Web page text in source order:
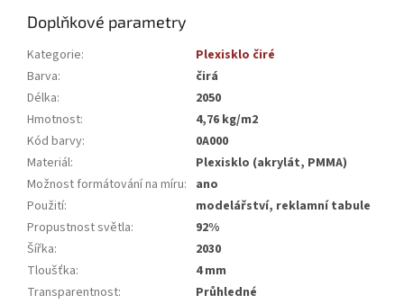
Doplňkové parametry
Kategorie:
Plexisklo čiré
Barva:
čirá
Délka:
2050
Hmotnost:
4,76 kg/m2
Kód barvy:
0A000
Materiál:
Plexisklo (akrylát, PMMA)
Možnost formátování na míru: ano
Použití:
modelářství, reklamní tabule
Propustnost světla:
92%
Šířka:
2030
Tloušťka:
4 mm
Transparentnost:
Průhledné